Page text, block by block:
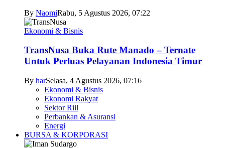
By NaomiRabu, 5 Agustus 2026, 07:22
Ekonomi & Bisnis
TransNusa Buka Rute Manado – Ternate
Untuk Perluas Pelayanan Indonesia Timur
By harSelasa, 4 Agustus 2026, 07:16
Ekonomi & Bisnis
Ekonomi Rakyat
Sektor Riil
Perbankan & Asuransi
Energi
BURSA & KORPORASI